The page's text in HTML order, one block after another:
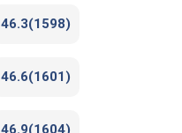
46.3(1598)
46.6(1601)
46.9(1604)